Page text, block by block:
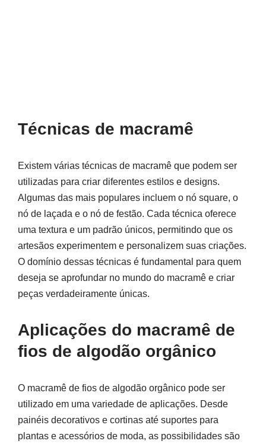
Técnicas de macramê
Existem várias técnicas de macramê que podem ser
utilizadas para criar diferentes estilos e designs.
Algumas das mais populares incluem o nó square, o
nó de laçada e o nó de festão. Cada técnica oferece
uma textura e um padrão únicos, permitindo que os
artesãos experimentem e personalizem suas criações.
O domínio dessas técnicas é fundamental para quem
deseja se aprofundar no mundo do macramê e criar
peças verdadeiramente únicas.
Aplicações do macramê de
fios de algodão orgânico
O macramê de fios de algodão orgânico pode ser
utilizado em uma variedade de aplicações. Desde
painéis decorativos e cortinas até suportes para
plantas e acessórios de moda, as possibilidades são